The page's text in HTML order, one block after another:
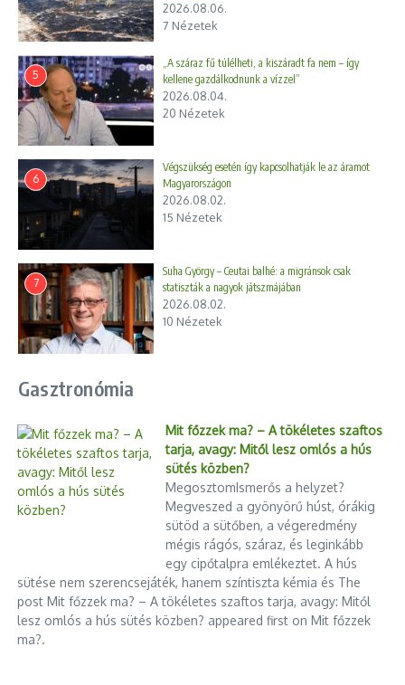
2026.08.06.
7 Nézetek
5
„A száraz fű túlélheti, a kiszáradt fa nem – így
kellene gazdálkodnunk a vízzel”
2026.08.04.
20 Nézetek
6
Végszükség esetén így kapcsolhatják le az áramot
Magyarországon
2026.08.02.
15 Nézetek
7
Suha György – Ceutai balhé: a migránsok csak
statiszták a nagyok játszmájában
2026.08.02.
10 Nézetek
Gasztronómia
Mit főzzek ma? – A tökéletes szaftos
tarja, avagy: Mitől lesz omlós a hús
sütés közben?
MegosztomIsmerős a helyzet?
Megveszed a gyönyörű húst, órákig
sütöd a sütőben, a végeredmény
mégis rágós, száraz, és leginkább
egy cipőtalpra emlékeztet. A hús
sütése nem szerencsejáték, hanem színtiszta kémia és The
post Mit főzzek ma? – A tökéletes szaftos tarja, avagy: Mitől
lesz omlós a hús sütés közben? appeared first on Mit főzzek
ma?.